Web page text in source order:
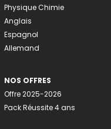
Physique Chimie
Anglais
Espagnol
Allemand
NOS OFFRES
Offre 2025-2026
Pack Réussite 4 ans